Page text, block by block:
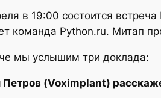
в 19:00 cостоится
команда Python.ru. Митап
мы услышим три доклада:
Петров (Voximplant)